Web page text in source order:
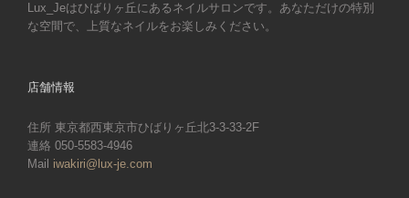
Lux_Jeはひばりヶ丘にあるネイルサロンです。あなただけの特別
な空間で、上質なネイルをお楽しみください。
店舗情報
住所 東京都西東京市ひばりヶ丘北3-3-33-2F
連絡 050-5583-4946
Mail iwakiri@lux-je.com